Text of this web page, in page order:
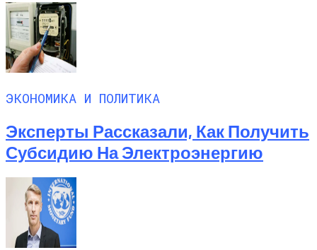
ЭКОНОМИКА И ПОЛИТИКА
Эксперты Рассказали, Как Получить
Субсидию На Электроэнергию